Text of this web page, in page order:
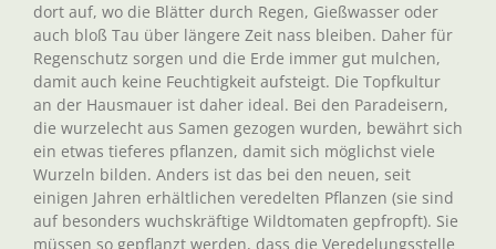
dort auf, wo die Blätter durch Regen, Gießwasser oder
auch bloß Tau über längere Zeit nass bleiben. Daher für
Regenschutz sorgen und die Erde immer gut mulchen,
damit auch keine Feuchtigkeit aufsteigt. Die Topfkultur
an der Hausmauer ist daher ideal. Bei den Paradeisern,
die wurzelecht aus Samen gezogen wurden, bewährt sich
ein etwas tieferes pflanzen, damit sich möglichst viele
Wurzeln bilden. Anders ist das bei den neuen, seit
einigen Jahren erhältlichen veredelten Pflanzen (sie sind
auf besonders wuchskräftige Wildtomaten gepfropft). Sie
müssen so gepflanzt werden, dass die Veredelungsstelle